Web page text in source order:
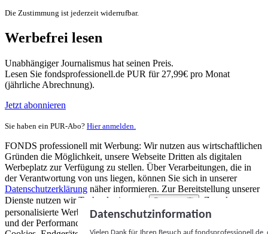
Die Zustimmung ist jederzeit widerrufbar.
Werbefrei lesen
Unabhängiger Journalismus hat seinen Preis.
Lesen Sie fondsprofessionell.de PUR für 27,99€ pro Monat
(jährliche Abrechnung).
Jetzt abonnieren
Sie haben ein PUR-Abo? Hier anmelden.
FONDS professionell mit Werbung: Wir nutzen aus wirtschaftlichen
Gründen die Möglichkeit, unsere Webseite Dritten als digitalen
Werbeplatz zur Verfügung zu stellen. Über Verarbeitungen, die in
der Verantwortung von uns liegen, können Sie sich in unserer
Datenschutzerklärung näher informieren. Zur Bereitstellung unserer
Dienste nutzen wir Technologien von
Partnern (5)
. Zwecke:
personalisierte Werbung und Inhalte, Messung von Werbeleistung
und der Performance von Inhalten sowie Zielgruppenforschung.
Datenschutzinformation
Vielen Dank für Ihren Besuch auf